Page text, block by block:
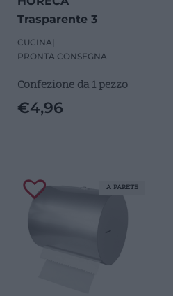
Trasparente 3
CUCINA|
PRONTA CONSEGNA
Confezione da 1 pezzo
€4,96
A PARETE